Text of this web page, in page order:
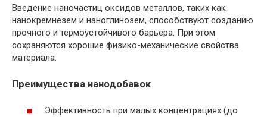
Введение наночастиц оксидов металлов, таких как
нанокремнезем и наноглинозем, способствуют созданию
прочного и термоустойчивого барьера. При этом
сохраняются хорошие физико-механические свойства
материала.
Преимущества нанодобавок
Эффективность при малых концентрациях (до